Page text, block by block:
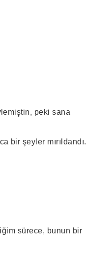
peki sana
bir şeyler mırıldandı.
sürece, bunun bir